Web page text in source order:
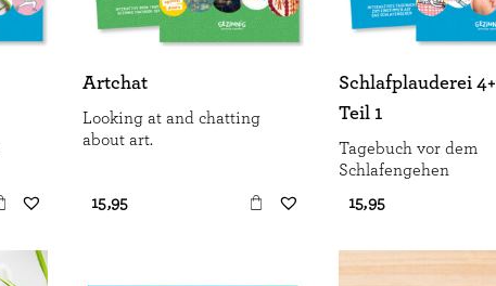
Artchat
Looking at and chatting
about art.
€ 15,95
Schlafplauderei 4+
Teil 1
Tagebuch vor dem
Schlafengehen
€ 15,95